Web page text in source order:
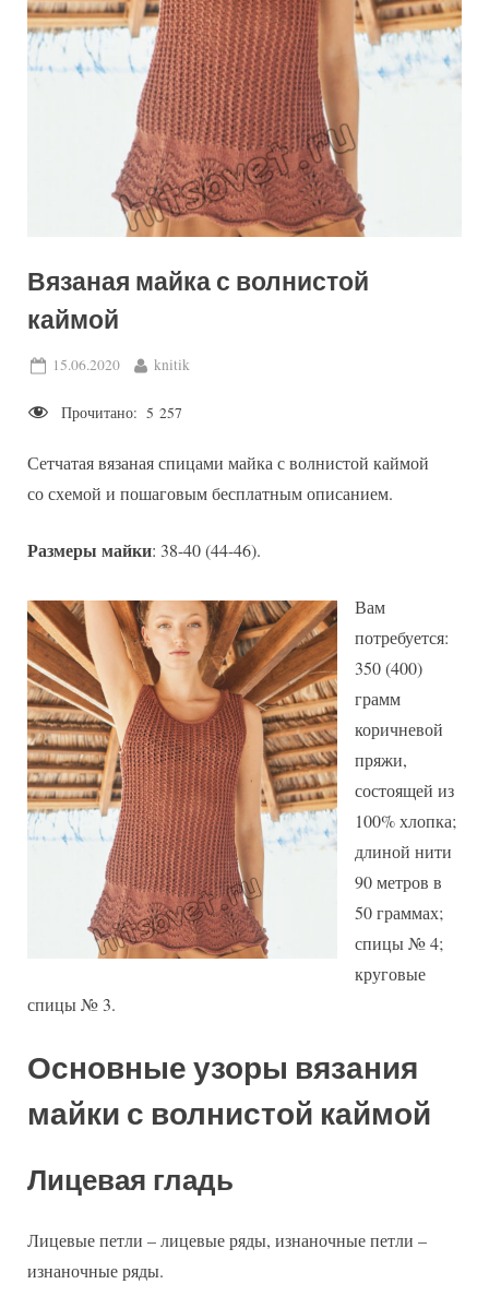
Вязаная майка с волнистой
каймой
Posted
15.06.2020 By
knitik
Прочитано: 5 257
Сетчатая вязаная спицами майка с волнистой каймой
со схемой и пошаговым бесплатным описанием.
Размеры майки: 38-40 (44-46).
Вам
потребуется:
350 (400)
грамм
коричневой
пряжи,
состоящей из
100% хлопка;
длиной нити
90 метров в
50 граммах;
спицы № 4;
круговые
спицы № 3.
Основные узоры вязания
майки с волнистой каймой
Лицевая гладь
Лицевые петли – лицевые ряды, изнаночные петли –
изнаночные ряды.